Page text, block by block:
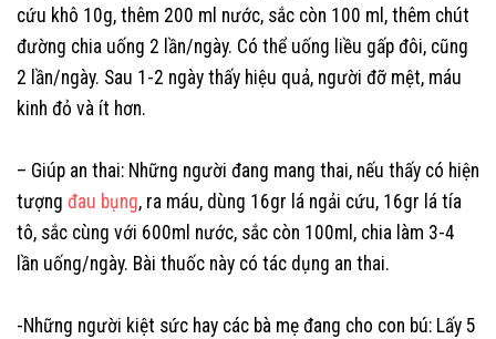
cứu khô 10g, thêm 200 ml nước, sắc còn 100 ml, thêm chút
đường chia uống 2 lần/ngày. Có thể uống liều gấp đôi, cũng
2 lần/ngày. Sau 1-2 ngày thấy hiệu quả, người đỡ mệt, máu
kinh đỏ và ít hơn.
– Giúp an thai: Những người đang mang thai, nếu thấy có hiện
tượng đau bụng, ra máu, dùng 16gr lá ngải cứu, 16gr lá tía
tô, sắc cùng với 600ml nước, sắc còn 100ml, chia làm 3-4
lần uống/ngày. Bài thuốc này có tác dụng an thai.
-Những người kiệt sức hay các bà mẹ đang cho con bú: Lấy 5